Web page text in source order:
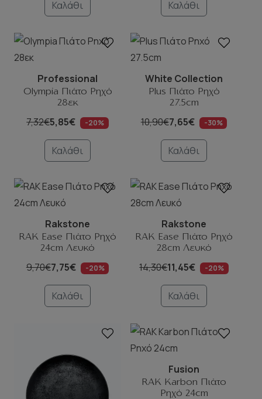
Καλάθι Καλάθι
Professional
Olympia Πιάτο Ρηχό
28εκ
7,32€5,85€ -20%
Καλάθι
White Collection
Plus Πιάτο Ρηχό
27.5cm
10,90€7,65€ -30%
Καλάθι
Rakstone
RAK Ease Πιάτο Ρηχό
24cm Λευκό
9,70€7,75€ -20%
Καλάθι
Rakstone
RAK Ease Πιάτο Ρηχό
28cm Λευκό
14,30€11,45€ -20%
Καλάθι
Fusion
RAK Karbon Πιάτο
Ρηχό 24cm